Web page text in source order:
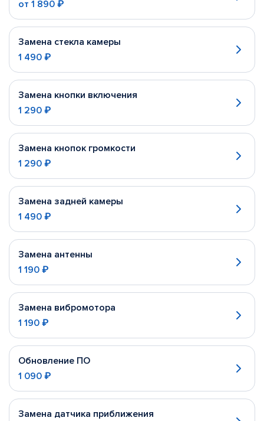
от 1 890 ₽
Замена стекла камеры
1 490 ₽
Замена кнопки включения
1 290 ₽
Замена кнопок громкости
1 290 ₽
Замена задней камеры
1 490 ₽
Замена антенны
1 190 ₽
Замена вибромотора
1 190 ₽
Обновление ПО
1 090 ₽
Замена датчика приближения